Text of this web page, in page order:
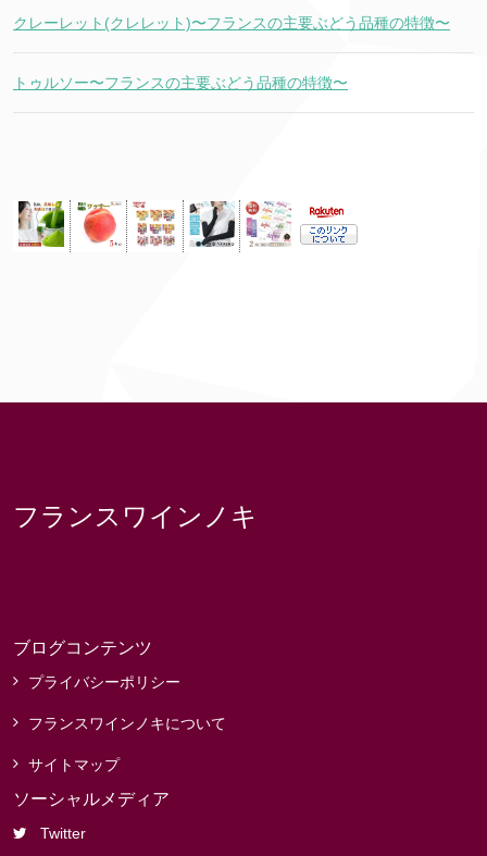
クレーレット(クレレット)〜フランスの主要ぶどう品種の特徴〜
トゥルソー〜フランスの主要ぶどう品種の特徴〜
フランスワインノキ
ブログコンテンツ
プライバシーポリシー
フランスワインノキについて
サイトマップ
ソーシャルメディア
Twitter